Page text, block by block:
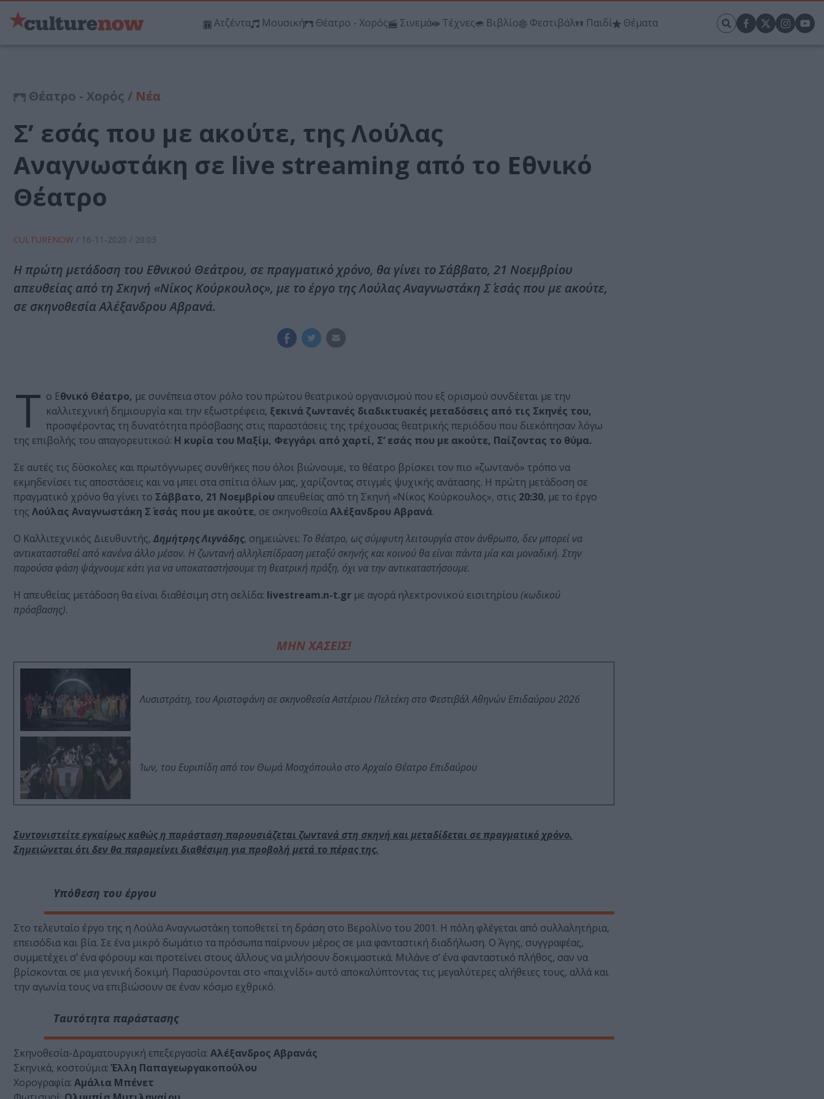
Ατζέντα Μουσική Θέατρο - Χορός Σινεμά Τέχνες Βιβλίο Φεστιβάλ Παιδί Θέματα
Θέατρο - Χορός / Νέα
Σ’ εσάς που με ακούτε, της Λούλας
Αναγνωστάκη σε live streaming από το Εθνικό
Θέατρο
CULTURENOW / 16-11-2020 / 20:03
H πρώτη μετάδοση του Εθνικού Θεάτρου, σε πραγματικό χρόνο, θα γίνει το Σάββατο, 21 Νοεμβρίου
απευθείας από τη Σκηνή «Νίκος Κούρκουλος», με το έργο της Λούλας Αναγνωστάκη Σ΄ εσάς που με ακούτε,
σε σκηνοθεσία Αλέξανδρου Αβρανά.
Τ ο Εθνικό Θέατρο, με συνέπεια στον ρόλο του πρώτου θεατρικού οργανισμού που εξ ορισμού συνδέεται με την
καλλιτεχνική δημιουργία και την εξωστρέφεια, ξεκινά ζωντανές διαδικτυακές μεταδόσεις από τις Σκηνές του,
προσφέροντας τη δυνατότητα πρόσβασης στις παραστάσεις της τρέχουσας θεατρικής περιόδου που διεκόπησαν λόγω
της επιβολής του απαγορευτικού: Η κυρία του Μαξίμ, Φεγγάρι από χαρτί, Σ’ εσάς που με ακούτε, Παίζοντας το θύμα.
Σε αυτές τις δύσκολες και πρωτόγνωρες συνθήκες που όλοι βιώνουμε, το θέατρο βρίσκει τον πιο «ζωντανό» τρόπο να
εκμηδενίσει τις αποστάσεις και να μπει στα σπίτια όλων μας, χαρίζοντας στιγμές ψυχικής ανάτασης. H πρώτη μετάδοση σε
πραγματικό χρόνο θα γίνει το Σάββατο, 21 Νοεμβρίου απευθείας από τη Σκηνή «Νίκος Κούρκουλος», στις 20:30, με το έργο
της Λούλας Αναγνωστάκη Σ΄ εσάς που με ακούτε, σε σκηνοθεσίαΑλέξανδρου Αβρανά.
Ο Καλλιτεχνικός Διευθυντής, Δημήτρης Λιγνάδης, σημειώνει: Το θέατρο, ως σύμφυτη λειτουργία στον άνθρωπο, δεν μπορεί να
αντικατασταθεί από κανένα άλλο μέσον. Η ζωντανή αλληλεπίδραση μεταξύ σκηνής και κοινού θα είναι πάντα μία και μοναδική. Στην
παρούσα φάση ψάχνουμε κάτι για να υποκαταστήσουμε τη θεατρική πράξη, όχι να την αντικαταστήσουμε.
Η απευθείας μετάδοση θα είναι διαθέσιμη στη σελίδα: livestream.n-t.gr με αγορά ηλεκτρονικού εισιτηρίου (κωδικού
πρόσβασης).
ΜΗΝ ΧΑΣΕΙΣ!
Λυσιστράτη, του Αριστοφάνη σε σκηνοθεσία Αστέριου Πελτέκη στο Φεστιβάλ Αθηνών Επιδαύρου 2026
Ίων, του Ευριπίδη από τον Θωμά Μοσχόπουλο στο Αρχαίο Θέατρο Επιδαύρου
Συντονιστείτε εγκαίρως καθώς η παράσταση παρουσιάζεται ζωντανά στη σκηνή και μεταδίδεται σε πραγματικό χρόνο.
Σημειώνεται ότι δεν θα παραμείνει διαθέσιμη για προβολή μετά το πέρας της.
Υπόθεση του έργου
Στο τελευταίο έργο της η Λούλα Αναγνωστάκη τοποθετεί τη δράση στο Βερολίνο του 2001. Η πόλη φλέγεται από συλλαλητήρια,
επεισόδια και βία. Σε ένα μικρό δωμάτιο τα πρόσωπα παίρνουν μέρος σε μια φανταστική διαδήλωση. Ο Άγης, συγγραφέας,
συμμετέχει σ’ ένα φόρουμ και προτείνει στους άλλους να μιλήσουν δοκιμαστικά. Μιλάνε σ’ ένα φανταστικό πλήθος, σαν να
βρίσκονται σε μια γενική δοκιμή. Παρασύρονται στο «παιχνίδι» αυτό αποκαλύπτοντας τις μεγαλύτερες αλήθειες τους, αλλά και
την αγωνία τους να επιβιώσουν σε έναν κόσμο εχθρικό.
Ταυτότητα παράστασης
Σκηνοθεσία-Δραματουργική επεξεργασία: Αλέξανδρος Αβρανάς
Σκηνικά, κοστούμια: Έλλη Παπαγεωργακοπούλου
Χορογραφία: Αμάλια Μπένετ